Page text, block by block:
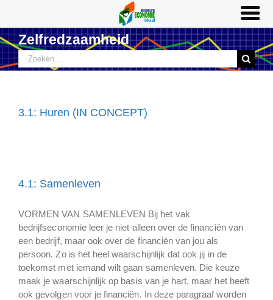
Ga
naar
inhoud
Zelfredzaamheid
Zoeken
naar:
3.1: Huren (IN CONCEPT)
4.1: Samenleven
VORMEN VAN SAMENLEVEN Bij het vak
bedrijfseconomie leer je niet alleen over de financiën van
een bedrijf, maar ook over de financiën van jou als
persoon. Zo is het heel waarschijnlijk dat ook jij in de
toekomst met iemand wilt gaan samenleven. Die keuze
maak je waarschijnlijk op basis van je hart, maar het heeft
ook gevolgen voor je financiën. In deze paragraaf worden